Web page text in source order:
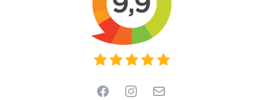
FacebookInstagram
Email